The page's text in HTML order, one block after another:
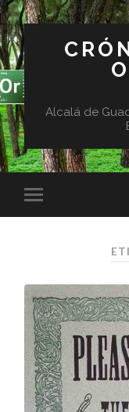
Alcalá de